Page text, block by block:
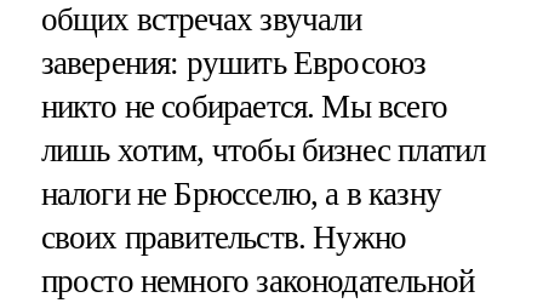
общих встречах звучали
заверения: рушить Евросоюз
никто не собирается. Мы всего
лишь хотим, чтобы бизнес платил
налоги не Брюсселю, а в казну
своих правительств. Нужно
просто немного законодательной